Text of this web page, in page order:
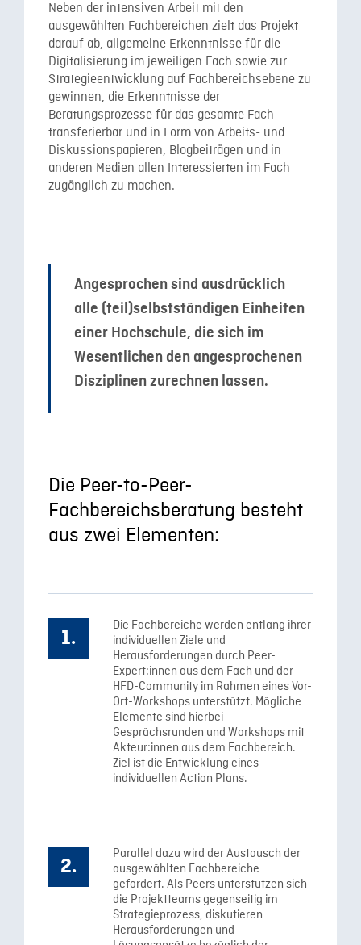
Neben der intensiven Arbeit mit den
ausgewählten Fachbereichen zielt das Projekt
darauf ab, allgemeine Erkenntnisse für die
Digitalisierung im jeweiligen Fach sowie zur
Strategieentwicklung auf Fachbereichsebene zu
gewinnen, die Erkenntnisse der
Beratungsprozesse für das gesamte Fach
transferierbar und in Form von Arbeits- und
Diskussionspapieren, Blogbeiträgen und in
anderen Medien allen Interessierten im Fach
zugänglich zu machen.
Angesprochen sind ausdrücklich
alle (teil)selbstständigen Einheiten
einer Hochschule, die sich im
Wesentlichen den angesprochenen
Disziplinen zurechnen lassen.
Die Peer-to-Peer-
Fachbereichsberatung besteht
aus zwei Elementen:
Die Fachbereiche werden entlang ihrer
individuellen Ziele und
Herausforderungen durch Peer-
Expert:innen aus dem Fach und der
HFD-Community im Rahmen eines Vor-
Ort-Workshops unterstützt. Mögliche
Elemente sind hierbei
Gesprächsrunden und Workshops mit
Akteur:innen aus dem Fachbereich.
Ziel ist die Entwicklung eines
individuellen Action Plans.
Parallel dazu wird der Austausch der
ausgewählten Fachbereiche
gefördert. Als Peers unterstützen sich
die Projektteams gegenseitig im
Strategieprozess, diskutieren
Herausforderungen und